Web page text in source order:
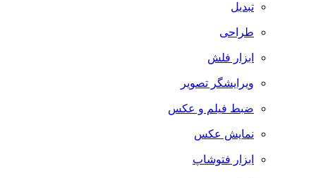
تبدیل
طراحی
ابزار فلش
ویرایشگر تصویر
ضبط فيلم و عكس
نمایش عکس
ابزار فتوشاپ